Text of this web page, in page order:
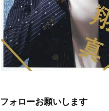
フォローお願いします